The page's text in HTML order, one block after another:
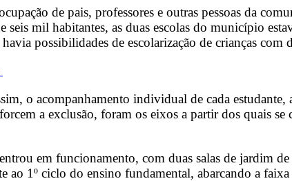
de pais, professores e outras pessoas da
mil habitantes, as duas escolas do município
possibilidades de escolarização de crianças com
o acompanhamento individual de cada estudante,
a exclusão, foram os eixos a partir dos quais se
em funcionamento, com duas salas de jardim
1º ciclo do ensino fundamental, abarcando a faixa